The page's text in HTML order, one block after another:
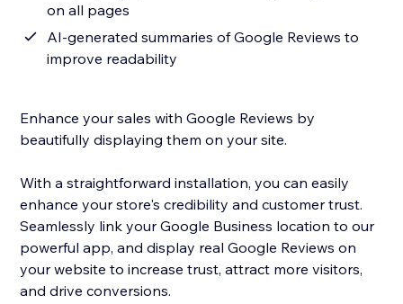
on all pages
AI-generated summaries of Google Reviews to
improve readability
Enhance your sales with Google Reviews by
beautifully displaying them on your site.
With a straightforward installation, you can easily
enhance your store's credibility and customer trust.
Seamlessly link your Google Business location to our
powerful app, and display real Google Reviews on
your website to increase trust, attract more visitors,
and drive conversions.